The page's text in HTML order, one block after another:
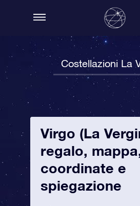
Costellazioni La
Virgo (La
regalo,
coordinate e
spiegazione